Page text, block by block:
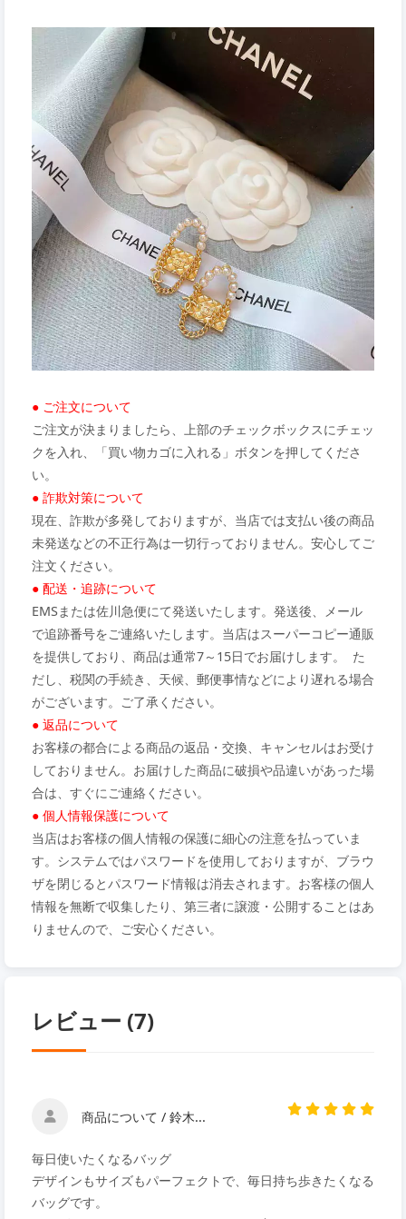
● ご注文について
ご注文が決まりましたら、上部のチェックボックスにチェッ
クを入れ、「買い物カゴに入れる」ボタンを押してくださ
い。
● 詐欺対策について
現在、詐欺が多発しておりますが、当店では支払い後の商品
未発送などの不正行為は一切行っておりません。安心してご
注文ください。
● 配送・追跡について
EMSまたは佐川急便にて発送いたします。発送後、メール
で追跡番号をご連絡いたします。当店はスーパーコピー通販
を提供しており、商品は通常7～15日でお届けします。 た
だし、税関の手続き、天候、郵便事情などにより遅れる場合
がございます。ご了承ください。
● 返品について
お客様の都合による商品の返品・交換、キャンセルはお受け
しておりません。お届けした商品に破損や品違いがあった場
合は、すぐにご連絡ください。
● 個人情報保護について
当店はお客様の個人情報の保護に細心の注意を払っていま
す。システムではパスワードを使用しておりますが、ブラウ
ザを閉じるとパスワード情報は消去されます。お客様の個人
情報を無断で収集したり、第三者に譲渡・公開することはあ
りませんので、ご安心ください。
レビュー (7)
商品について / 鈴木...
毎日使いたくなるバッグ
デザインもサイズもパーフェクトで、毎日持ち歩きたくなる
バッグです。